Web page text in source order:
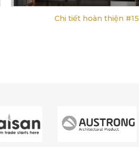
Chi tiết hoàn thiện #15